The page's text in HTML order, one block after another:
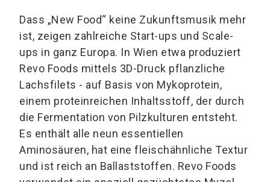
Dass „New Food“ keine Zukunftsmusik mehr
ist, zeigen zahlreiche Start-ups und Scale-
ups in ganz Europa. In Wien etwa produziert
Revo Foods mittels 3D-Druck pflanzliche
Lachsfilets - auf Basis von Mykoprotein,
einem proteinreichen Inhaltsstoff, der durch
die Fermentation von Pilzkulturen entsteht.
Es enthält alle neun essentiellen
Aminosäuren, hat eine fleischähnliche Textur
und ist reich an Ballaststoffen. Revo Foods